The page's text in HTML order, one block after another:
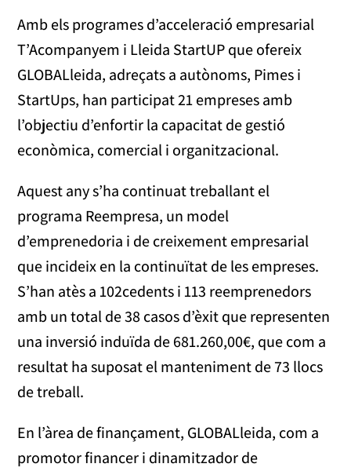
Amb els programes d’acceleració empresarial
T’Acompanyem i Lleida StartUP que ofereix
GLOBALleida, adreçats a autònoms, Pimes i
StartUps, han participat 21 empreses amb
l’objectiu d’enfortir la capacitat de gestió
econòmica, comercial i organitzacional.
Aquest any s’ha continuat treballant el
programa Reempresa, un model
d’emprenedoria i de creixement empresarial
que incideix en la continuïtat de les empreses.
S’han atès a 102cedents i 113 reemprenedors
amb un total de 38 casos d’èxit que representen
una inversió induïda de 681.260,00€, que com a
resultat ha suposat el manteniment de 73 llocs
de treball.
En l’àrea de finançament, GLOBALleida, com a
promotor financer i dinamitzador de